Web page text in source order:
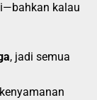
kalau
, jadi semua